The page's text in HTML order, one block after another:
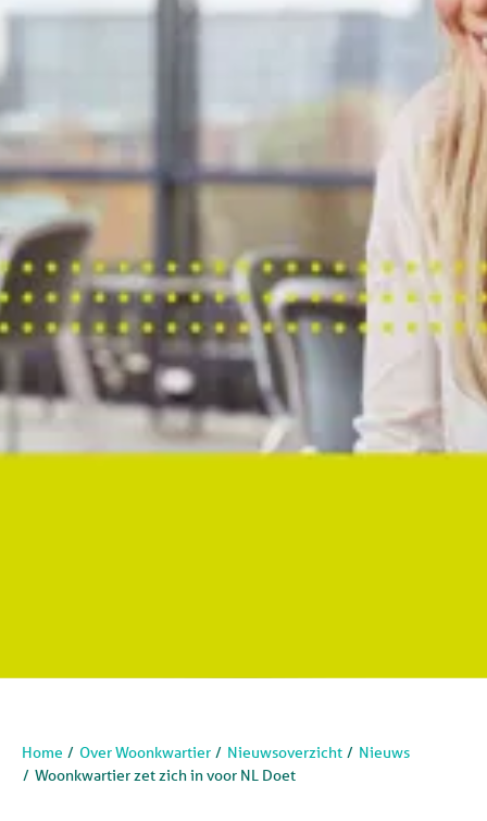
Home Over Woonkwartier Nieuwsoverzicht
Nieuws
Woonkwartier zet zich in voor NL Doet